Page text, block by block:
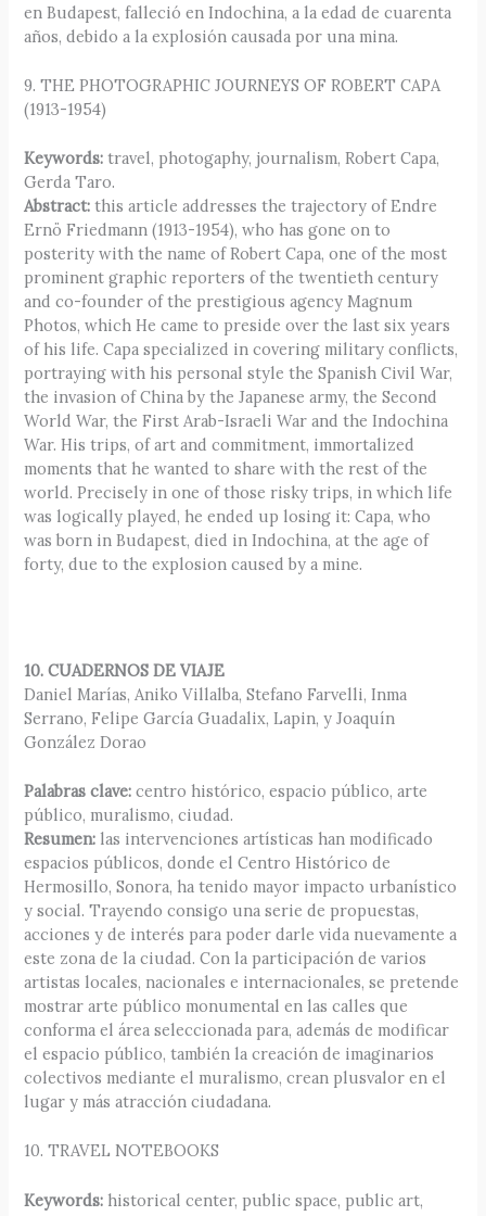
en Budapest, falleció en Indochina, a la edad de cuarenta
años, debido a la explosión causada por una mina.
9. THE PHOTOGRAPHIC JOURNEYS OF ROBERT CAPA
(1913-1954)
Keywords: travel, photogaphy, journalism, Robert Capa,
Gerda Taro.
Abstract: this article addresses the trajectory of Endre
Ernö Friedmann (1913-1954), who has gone on to
posterity with the name of Robert Capa, one of the most
prominent graphic reporters of the twentieth century
and co-founder of the prestigious agency Magnum
Photos, which He came to preside over the last six years
of his life. Capa specialized in covering military conflicts,
portraying with his personal style the Spanish Civil War,
the invasion of China by the Japanese army, the Second
World War, the First Arab-Israeli War and the Indochina
War. His trips, of art and commitment, immortalized
moments that he wanted to share with the rest of the
world. Precisely in one of those risky trips, in which life
was logically played, he ended up losing it: Capa, who
was born in Budapest, died in Indochina, at the age of
forty, due to the explosion caused by a mine.
10. CUADERNOS DE VIAJE
Daniel Marías, Aniko Villalba, Stefano Farvelli, Inma
Serrano, Felipe García Guadalix, Lapin, y Joaquín
González Dorao
Palabras clave: centro histórico, espacio público, arte
público, muralismo, ciudad.
Resumen: las intervenciones artísticas han modificado
espacios públicos, donde el Centro Histórico de
Hermosillo, Sonora, ha tenido mayor impacto urbanístico
y social. Trayendo consigo una serie de propuestas,
acciones y de interés para poder darle vida nuevamente a
este zona de la ciudad. Con la participación de varios
artistas locales, nacionales e internacionales, se pretende
mostrar arte público monumental en las calles que
conforma el área seleccionada para, además de modificar
el espacio público, también la creación de imaginarios
colectivos mediante el muralismo, crean plusvalor en el
lugar y más atracción ciudadana.
10. TRAVEL NOTEBOOKS
Keywords: historical center, public space, public art,